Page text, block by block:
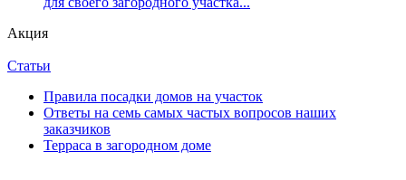
Акция
Статьи
Правила посадки домов на участок
Ответы на семь самых частых вопросов наших
заказчиков
Терраса в загородном доме